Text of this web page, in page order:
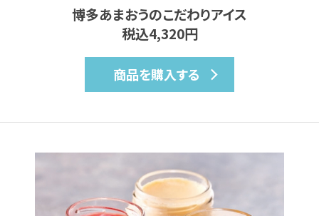
博多あまおうのこだわりアイス
税込4,320円
商品を購入する